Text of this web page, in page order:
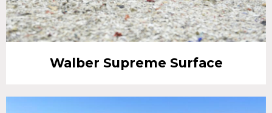
Walber Supreme Surface